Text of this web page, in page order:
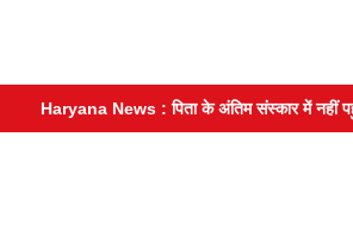
Haryana News : पिता के अंतिम संस्कार में नहीं पहुंचीं